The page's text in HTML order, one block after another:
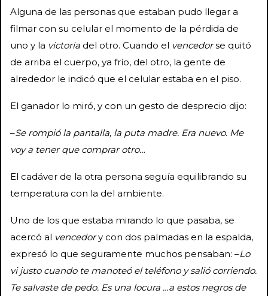
Alguna de las personas que estaban pudo llegar a
filmar con su celular el momento de la pérdida de
uno y la victoria del otro. Cuando el vencedorse quitó
de arriba el cuerpo, ya frío, del otro, la gente de
alrededor le indicó que el celular estaba en el piso.
El ganador lo miró, y con un gesto de desprecio dijo:
–Se rompió la pantalla, la puta madre. Era nuevo. Me
voy a tener que comprar otro…
El cadáver de la otra persona seguía equilibrando su
temperatura con la del ambiente.
Uno de los que estaba mirando lo que pasaba, se
acercó al vencedory con dos palmadas en la espalda,
expresó lo que seguramente muchos pensaban: –Lo
vi justo cuando te manoteó el teléfono y salió corriendo.
Te salvaste de pedo. Es una locura …a estos negros de